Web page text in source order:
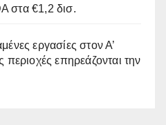
στα €1,2 δισ.
εργασίες στον Α’
επηρεάζονται την